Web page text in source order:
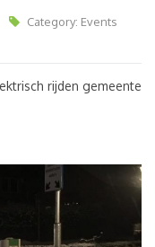
Category: Events
rijden gemeente